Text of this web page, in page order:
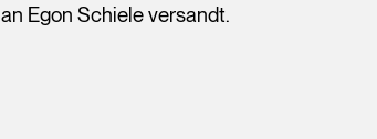
an Egon Schiele versandt.